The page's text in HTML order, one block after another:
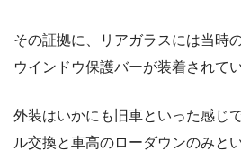
その証拠に、リアガラスには当時
ウインドウ保護バーが装着されてい
外装はいかにも旧車といった感じ
ル交換と車高のローダウンのみと